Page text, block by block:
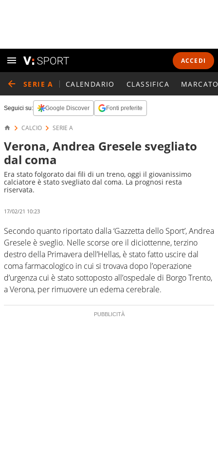
ACCEDI
SERIE A CALENDARIO CLASSIFICA
Seguici su: Google Discover Fonti preferite
CALCIO SERIE A
Verona, Andrea Gresele svegliato
dal coma
Era stato folgorato dai fili di un treno, oggi il giovanissimo
calciatore è stato svegliato dal coma. La prognosi resta
riservata.
17/02/21 10:23
Secondo quanto riportato dalla ‘Gazzetta dello Sport’, Andrea
Gresele è sveglio. Nelle scorse ore il diciottenne, terzino
destro della Primavera dell’Hellas, è stato fatto uscire dal
coma farmacologico in cui si trovava dopo l’operazione
d’urgenza cui è stato sottoposto all’ospedale di Borgo Trento,
a Verona, per rimuovere un edema cerebrale.